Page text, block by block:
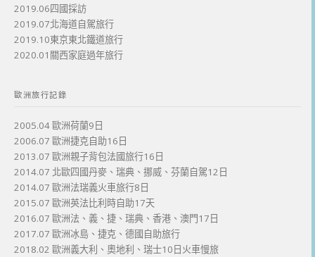
2019.06四國採訪
2019.07北海道自駕旅行
2019.10東京東北鐵道旅行
2020.01關西家庭過年旅行
歐洲旅行記錄
2005.04 歐洲荷蘭9日
2006.07 歐洲捷克自助16日
2013.07 歐洲親子背包法國旅行16日
2014.07 北歐四國丹麥、瑞典、挪威、芬蘭自駕12日
2014.07 歐洲法瑞義火車旅行8日
2015.07 歐洲英法比利時自助17天
2016.07 歐洲法、義、捷、瑞典、香港、澳門17日
2017.07 歐洲冰島、捷克、德國自助旅行
2018.02 歐洲義大利、奧地利、瑞士10日火車慢旅